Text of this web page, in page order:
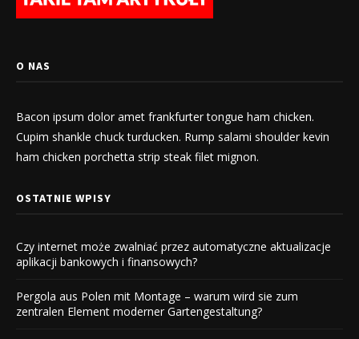
O NAS
Bacon ipsum dolor amet frankfurter tongue ham chicken.
Cupim shankle chuck turducken. Rump salami shoulder kevin
ham chicken porchetta strip steak filet mignon.
OSTATNIE WPISY
Czy internet może zwalniać przez automatyczne aktualizacje
aplikacji bankowych i finansowych?
Pergola aus Polen mit Montage – warum wird sie zum
zentralen Element moderner Gartengestaltung?